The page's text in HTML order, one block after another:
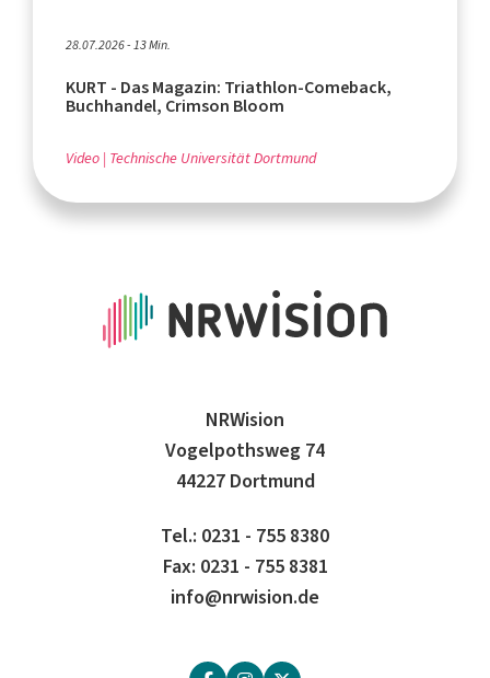
28.07.2026 - 13 Min.
KURT - Das Magazin: Triathlon-Comeback,
Buchhandel, Crimson Bloom
Video Technische Universität Dortmund
NRWision
Vogelpothsweg 74
44227 Dortmund
Tel.: 0231 - 755 8380
Fax: 0231 - 755 8381
info@nrwision.de